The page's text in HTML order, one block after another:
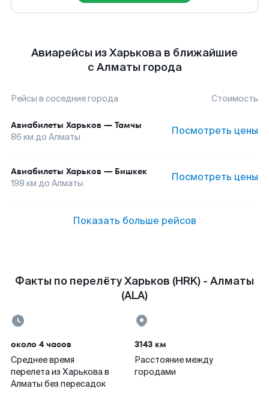
Авиарейсы из Харькова в ближайшие
с Алматы города
Рейсы в соседние города Стоимость
Авиабилеты Харьков — Тамчы
86 км до Алматы Посмотреть цены
Авиабилеты Харьков — Бишкек
198 км до Алматы Посмотреть цены
Показать больше рейсов
Факты по перелёту Харьков (HRK) - Алматы
(ALA)
около 4 часов
Среднее время
перелета из Харькова в
Алматы без пересадок
3143 км
Расстояние между
городами